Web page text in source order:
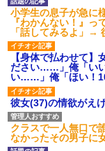
【ネット騒然】惨
ワマン頂き女子のこ
げえええええｗｗｗ
ｗｗｗ
【愕然】白のクラ
高速道路左車線を制
った結果
百年の恋12-899 食
張り合ってくる
【悲報】佐藤輝明・
でも盛大にやらかす←
しませないでくれ
小学生の息子が急に
『わかんない！』
「話してみるよ」→
【身体で払わせて】
ださい……」俺「い
い……」俺「ほい！
彼女(37)の情欲がえ
クラスで一人無口で
なかったその男子に